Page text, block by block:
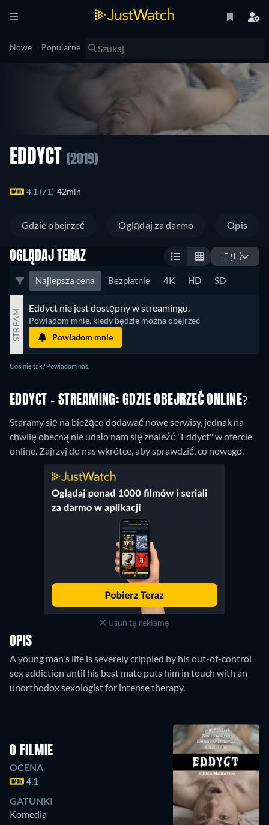
Nowe Popularne
EDDYCT (2019)
4.1 (71) 42min
Gdzie obejrzeć Oglądaj za darmo Opis
OGLĄDAJ TERAZ 🇵🇱
Najlepsza cena Bezpłatnie 4K HD SD
STREAM Eddyct nie jest dostępny w streamingu.
Powiadom mnie, kiedy będzie można obejrzeć
Powiadom mnie
Coś nie tak? Powiadom nas.
EDDYCT - STREAMING: GDZIE OBEJRZEĆ ONLINE?
Staramy się na bieżąco dodawać nowe serwisy, jednak na
chwilę obecną nie udało nam się znaleźć "Eddyct" w ofercie
online. Zajrzyj do nas wkrótce, aby sprawdzić, co nowego.
Usuń tę reklamę
OPIS
A young man's life is severely crippled by his out-of-control
sex addiction until his best mate puts him in touch with an
unorthodox sexologist for intense therapy.
O FILMIE
OCENA
4.1
GATUNKI
Komedia